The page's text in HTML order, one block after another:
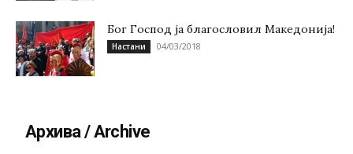
Бог Господ ја благословил Македонија!
Настани 04/03/2018
Архива / Archive